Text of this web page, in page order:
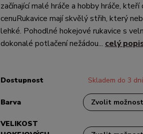
začínající malé hráče a hobby hráče,
cenuRukavice mají skvělý střih, který
lehké. Pohodlné hokejové rukavice s
dokonalé potlačení nežádou... celý
Dostupnost Skladem do 3
Barva
VELIKOST